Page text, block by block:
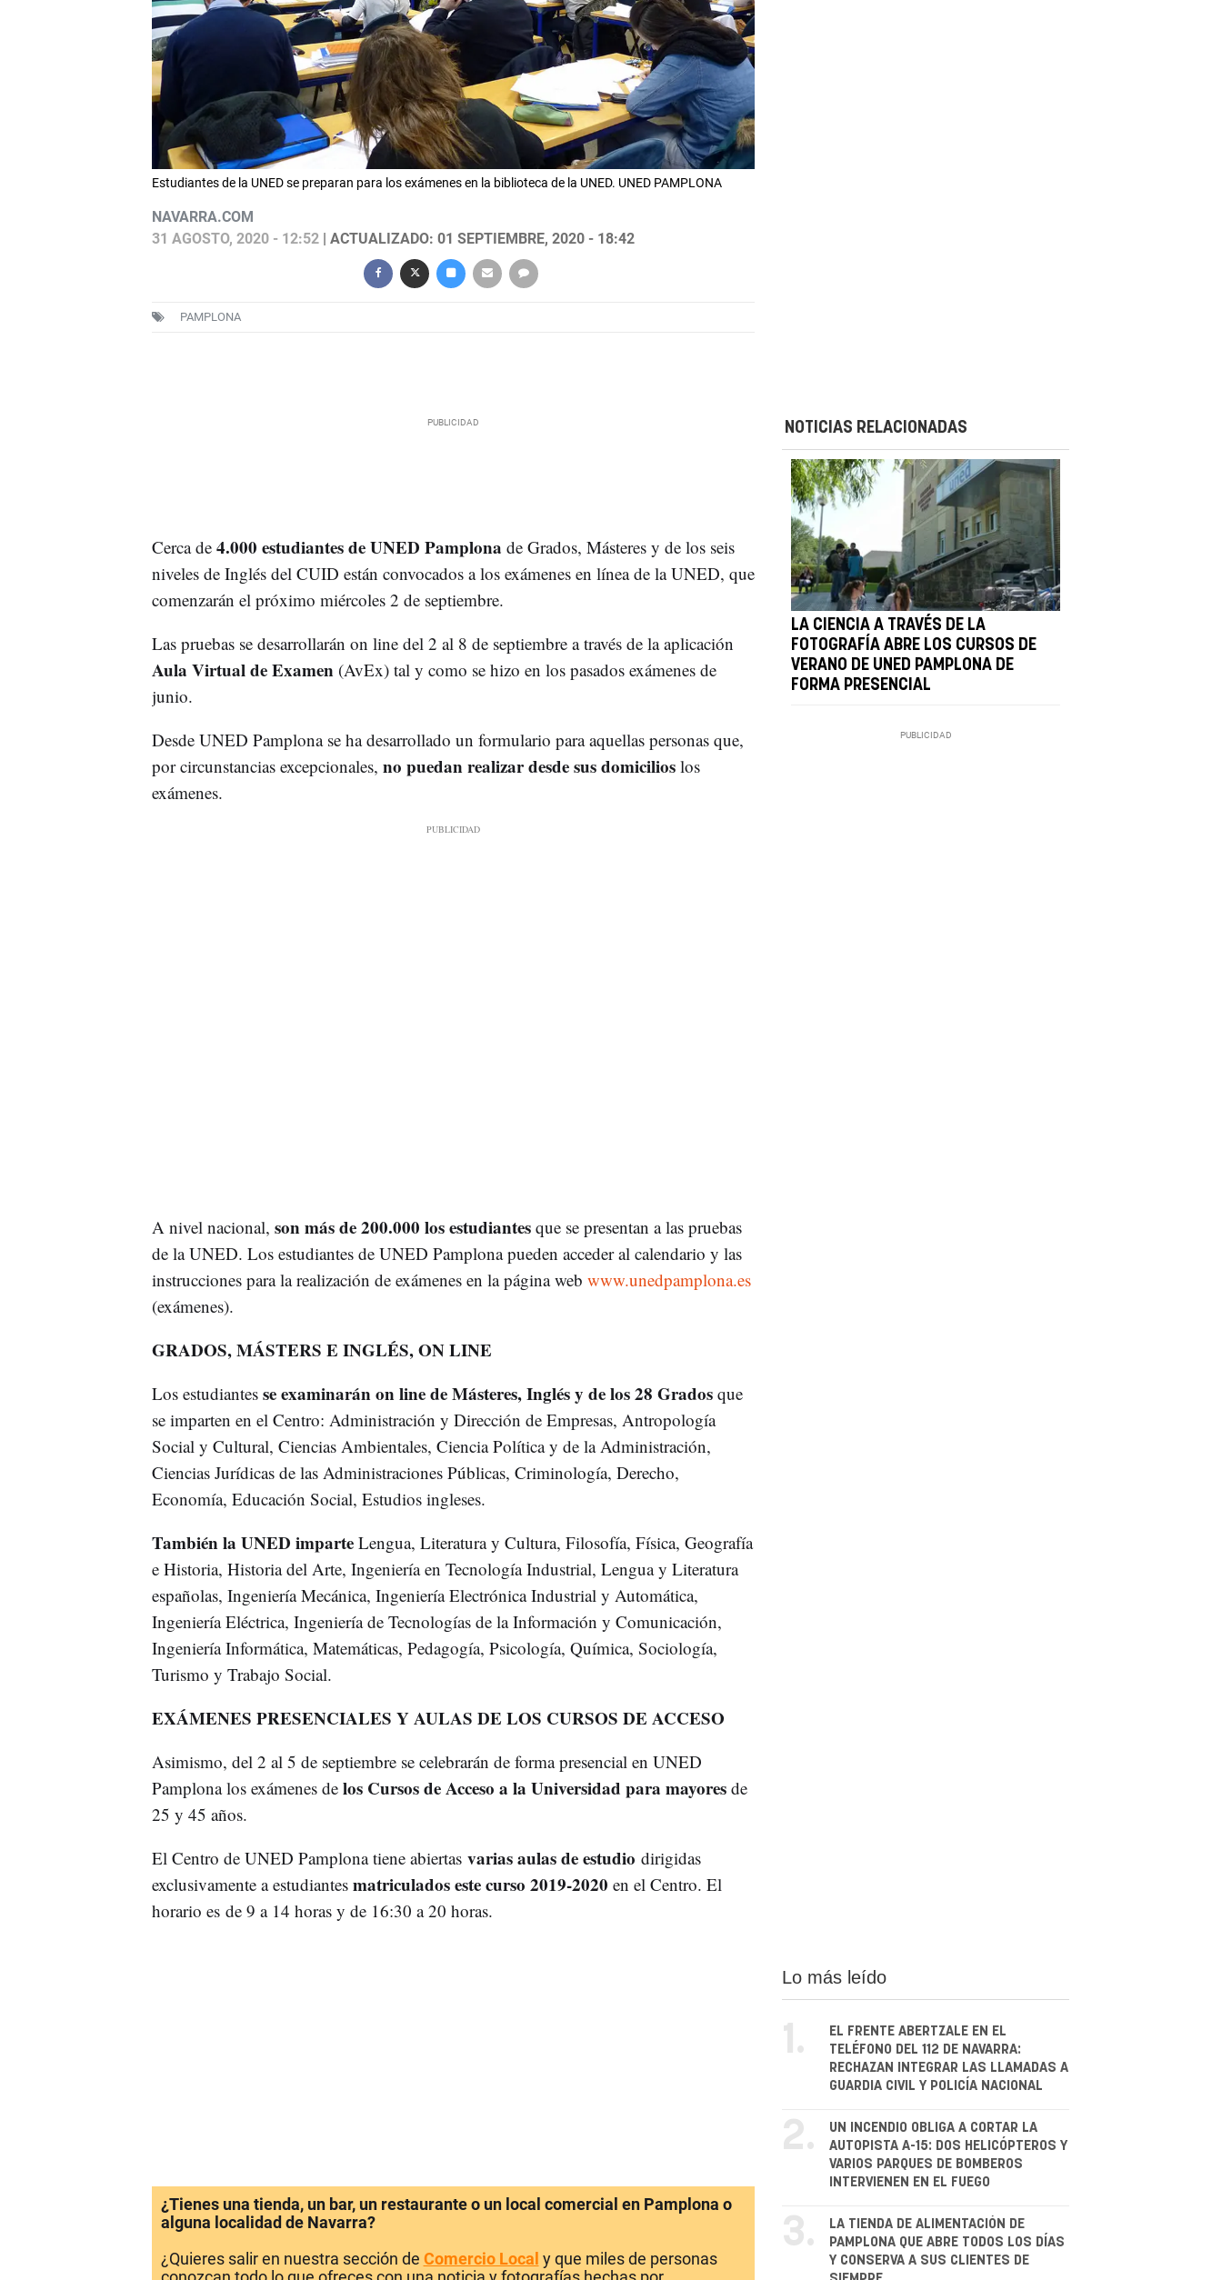
Estudiantes de la UNED se preparan para los exámenes en la biblioteca de la UNED. UNED PAMPLONA
NAVARRA.COM
31 AGOSTO, 2020 - 12:52| ACTUALIZADO: 01 SEPTIEMBRE, 2020 - 18:42
PAMPLONA
Cerca de 4.000 estudiantes de UNED Pamplona de Grados, Másteres y de los seis
niveles de Inglés del CUID están convocados a los exámenes en línea de la UNED, que
comenzarán el próximo miércoles 2 de septiembre.
Las pruebas se desarrollarán on line del 2 al 8 de septiembre a través de la aplicación
Aula Virtual de Examen (AvEx) tal y como se hizo en los pasados exámenes de
junio.
Desde UNED Pamplona se ha desarrollado un formulario para aquellas personas que,
por circunstancias excepcionales, no puedan realizar desde sus domicilioslos
exámenes.
A nivel nacional, son más de 200.000 los estudiantes que se presentan a las pruebas
de la UNED. Los estudiantes de UNED Pamplona pueden acceder al calendario y las
instrucciones para la realización de exámenes en la página web www.unedpamplona.es
(exámenes).
GRADOS, MÁSTERS E INGLÉS, ON LINE
Los estudiantesse examinarán on line de Másteres, Inglés y de los 28 Gradosque
se imparten en el Centro: Administración y Dirección de Empresas, Antropología
Social y Cultural, Ciencias Ambientales, Ciencia Política y de la Administración,
Ciencias Jurídicas de las Administraciones Públicas, Criminología, Derecho,
Economía, Educación Social, Estudios ingleses.
También la UNED imparteLengua, Literatura y Cultura, Filosofía, Física, Geografía
e Historia, Historia del Arte, Ingeniería en Tecnología Industrial, Lengua y Literatura
españolas, Ingeniería Mecánica, Ingeniería Electrónica Industrial y Automática,
Ingeniería Eléctrica, Ingeniería de Tecnologías de la Información y Comunicación,
Ingeniería Informática, Matemáticas, Pedagogía, Psicología, Química, Sociología,
Turismo y Trabajo Social.
EXÁMENES PRESENCIALES Y AULAS DE LOS CURSOS DE ACCESO
Asimismo, del 2 al 5 de septiembre se celebrarán de forma presencial en UNED
Pamplona los exámenes delos Cursos de Acceso a la Universidad para mayoresde
25 y 45 años.
El Centro de UNED Pamplona tiene abiertas varias aulas de estudio dirigidas
exclusivamente a estudiantes matriculados este curso 2019-2020 en el Centro. El
horario es de 9 a 14 horas y de 16:30 a 20 horas.
NOTICIAS RELACIONADAS
LA CIENCIA A TRAVÉS DE LA
FOTOGRAFÍA ABRE LOS CURSOS DE
VERANO DE UNED PAMPLONA DE
FORMA PRESENCIAL
¿Tienes una tienda, un bar, un restaurante o un local comercial en Pamplona o
alguna localidad de Navarra?
¿Quieres salir en nuestra sección de Comercio Local y que miles de personas
Lo más leído
1.
EL FRENTE ABERTZALE EN EL
TELÉFONO DEL 112 DE NAVARRA:
RECHAZAN INTEGRAR LAS LLAMADAS A
GUARDIA CIVIL Y POLICÍA NACIONAL
2.
UN INCENDIO OBLIGA A CORTAR LA
AUTOPISTA A-15: DOS HELICÓPTEROS Y
VARIOS PARQUES DE BOMBEROS
INTERVIENEN EN EL FUEGO
3.
LA TIENDA DE ALIMENTACIÓN DE
PAMPLONA QUE ABRE TODOS LOS DÍAS
Y CONSERVA A SUS CLIENTES DE